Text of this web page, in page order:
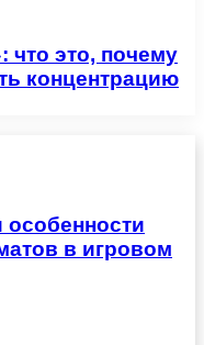
что это, почему
концентрацию
в игровом